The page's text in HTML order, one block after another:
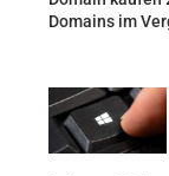
Domains im